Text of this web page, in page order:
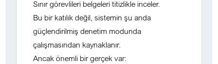
Sınır görevlileri belgeleri titizlikle inceler.
Bu bir katılık değil, sistemin şu anda
güçlendirilmiş denetim modunda
çalışmasından kaynaklanır.
Ancak önemli bir gerçek var: